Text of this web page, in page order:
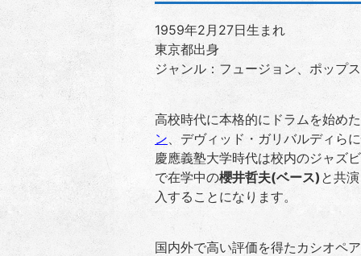
1959年2月27日生まれ
東京都出身
ジャンル：フュージョン、ポップ
高校時代に本格的にドラムを始め
ン、デヴィッド・ガリバルディら
慶應義塾大学時代は校内のジャズ
で在学中の櫻井哲夫(ベース) と共
入することになります。
国内外で高い評価を得たカシオペ